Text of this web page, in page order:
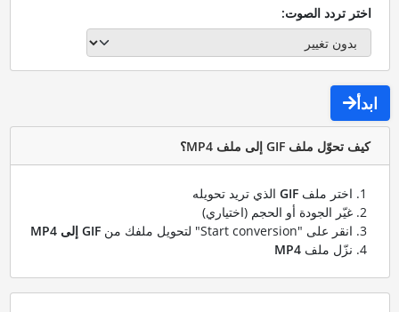
اختر تردد الصوت:
ابدأ
كيف تحوّل ملف GIF إلى ملف MP4؟
اختر ملف GIFالذي تريد تحويله
غيّر الجودة أو الحجم (اختياري)
انقر على "Start conversion" لتحويل ملفك من
GIF إلى MP4
نزّل ملف MP4